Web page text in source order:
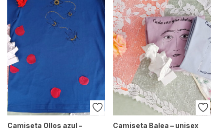
Camiseta Ollos azul –
Camiseta Balea – unisex